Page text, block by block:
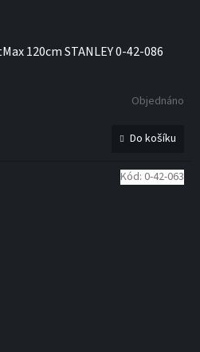
120cm STANLEY 0-42-086
Objednáno
Do košíku
Kód: 0-42-063